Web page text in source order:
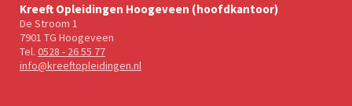
Kreeft Opleidingen Hoogeveen (hoofdkantoor)
De Stroom 1
7901 TG Hoogeveen
Tel. 0528 - 26 55 77
info@kreeftopleidingen.nl